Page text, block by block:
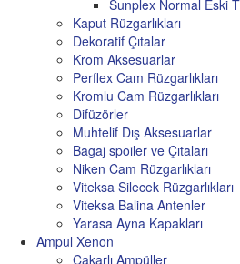
Sunplex Normal Eski
Kaput Rüzgarlıkları
Dekoratif Çıtalar
Krom Aksesuarlar
Perflex Cam Rüzgarlıkları
Kromlu Cam Rüzgarlıkları
Difüzörler
Muhtelif Dış Aksesuarlar
Bagaj spoiler ve Çıtaları
Niken Cam Rüzgarlıkları
Viteksa Silecek Rüzgarlıkları
Viteksa Balina Antenler
Yarasa Ayna Kapakları
Ampul Xenon
Çakarlı Ampüller